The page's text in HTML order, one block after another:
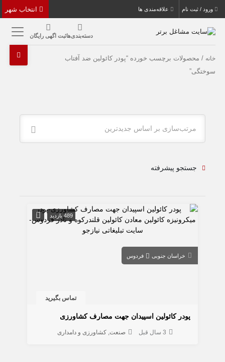
ورود / ثبت نام علاقه‌مندی ها
دسته‌بندی‌هاثبت اگهی رایگان
خانه / محصولات برچسب خورده “پودر کائولین ضد آفتاب
سوختگی”
مرتب‌سازی بر اساس جدیدترین
جستجو پیشرفته
489 بازدید
خراسان جنوبی فردوس
تماس بگیرید
پودر کائولین اسپیدان جهت مصارف کشاورزی
3 سال قبل صنعت کشاورزی و دامداری